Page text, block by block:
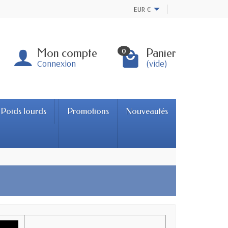
EUR €
Mon compte
Connexion
0 Panier
(vide)
Poids lourds Promotions Nouveautés